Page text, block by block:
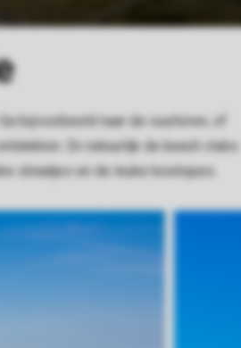
bijvoorbeeld naar de vuurtoren, of
En natuurlijk de beach clubs.
straatjes en de leuke boutiques.